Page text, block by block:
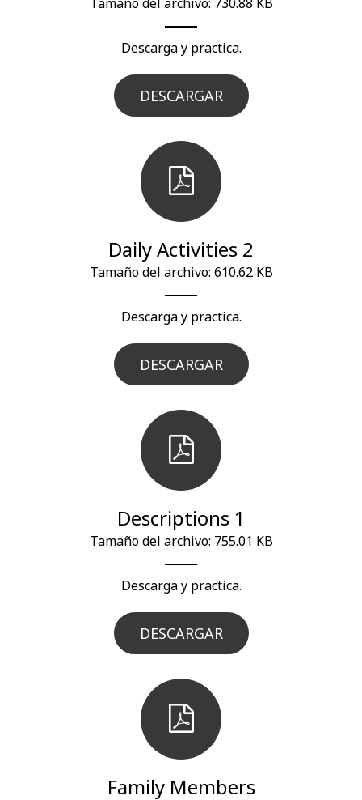
Descarga y practica.
DESCARGAR
Daily Activities 2
Tamaño del archivo: 610.62 KB
Descarga y practica.
DESCARGAR
Descriptions 1
Tamaño del archivo: 755.01 KB
Descarga y practica.
DESCARGAR
Family Members